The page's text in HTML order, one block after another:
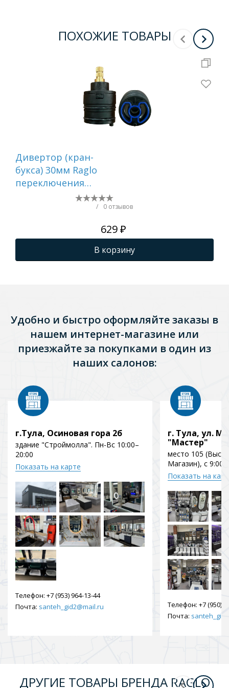
ПОХОЖИЕ ТОВАРЫ
Дивертор (кран-
букса) 30мм Raglo
переключения
режимов (20 шлицов)
/ 0 отзывов
629 ₽
В корзину
Удобно и быстро оформляйте заказы в
нашем интернет-магазине или
приезжайте за покупками в один из
наших салонов:
г.Тула, Осиновая гора 2б
здание "Строймолла". Пн-Вс 10:00–
20:00
Показать на карте
Телефон: +7 (953) 964-13-44
Почта: santeh_gid2@mail.ru
г. Тула, ул.
"Мастер"
место 105
Магазин), с 9:00
Показать на
Телефон: +7 (950)
Почта:
ДРУГИЕ ТОВАРЫ БРЕНДА RAGLO